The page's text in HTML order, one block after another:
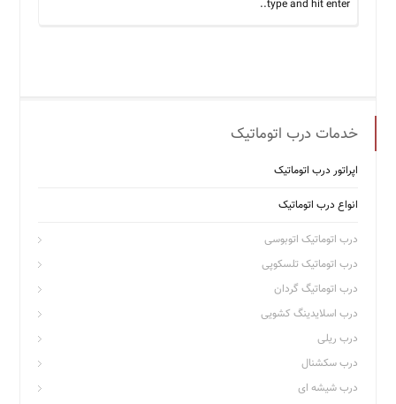
خدمات درب اتوماتیک
اپراتور درب اتوماتیک
انواع درب اتوماتیک
درب اتوماتیک اتوبوسی
درب اتوماتیک تلسکوپی
درب اتوماتیگ گردان
درب اسلایدینگ کشویی
درب ریلی
درب سکشنال
درب شیشه ای